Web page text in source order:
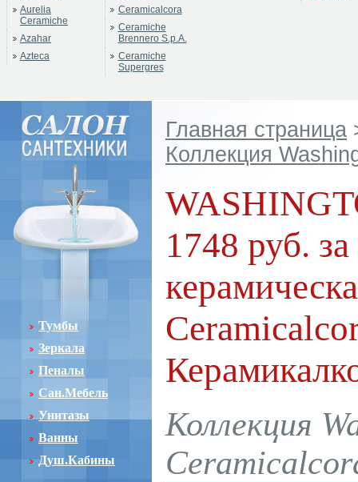
Aurelia
Ceramiche
Azahar
Azteca
Ceramicalcora
Ceramiche
Brennero S.p.A.
Ceramiche
Supergres
Тумбы
Зеркала
Пеналы
Сан.Мебель
Унитазы
Ванны
Душ.Кабины
Главная страница
Коллекция
1748 руб.
Коллекция